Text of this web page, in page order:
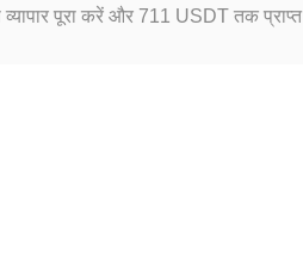
व्यापार पूरा करें और 711 USDT तक